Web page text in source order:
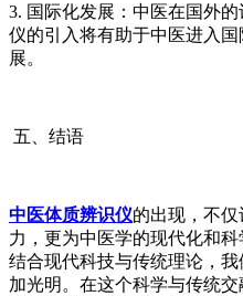
3. 国际化发展：中医在国外
仪的引入将有助于中医进入
展。
五、结语
中医体质辨识仪的出现，不
力，更为中医学的现代化和
结合现代科技与传统理论，
加光明。在这个科学与传统